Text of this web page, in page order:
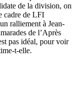
de la division, on
cadre de LFI
ralliement à Jean-
de l’Après
pas idéal, pour voir
t-elle.